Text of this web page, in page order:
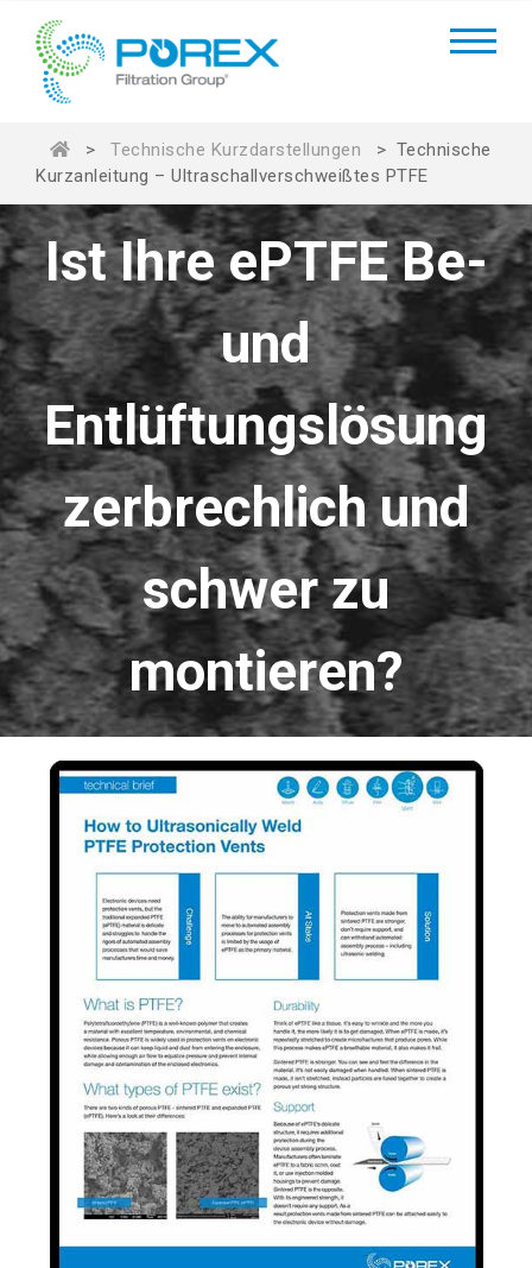
> Technische Kurzdarstellungen > Technische
Kurzanleitung – Ultraschallverschweißtes PTFE
Ist Ihre ePTFE Be-
und
Entlüftungslösung
zerbrechlich und
schwer zu
montieren?